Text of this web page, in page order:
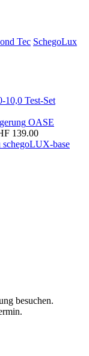
Tec SchegoLux
10,0 Test-Set
OASE
139.00
schegoLUX-base
besuchen.